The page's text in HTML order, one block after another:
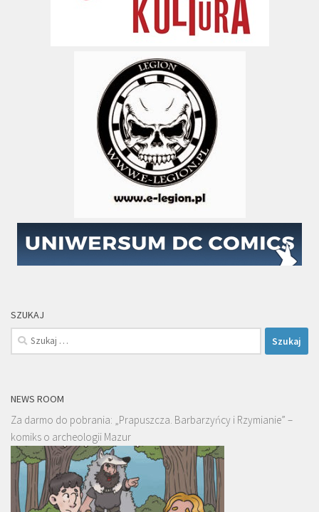
SZUKAJ
Szukaj:
NEWS ROOM
Za darmo do pobrania: „Prapuszcza. Barbarzyńcy i Rzymianie” –
komiks o archeologii Mazur